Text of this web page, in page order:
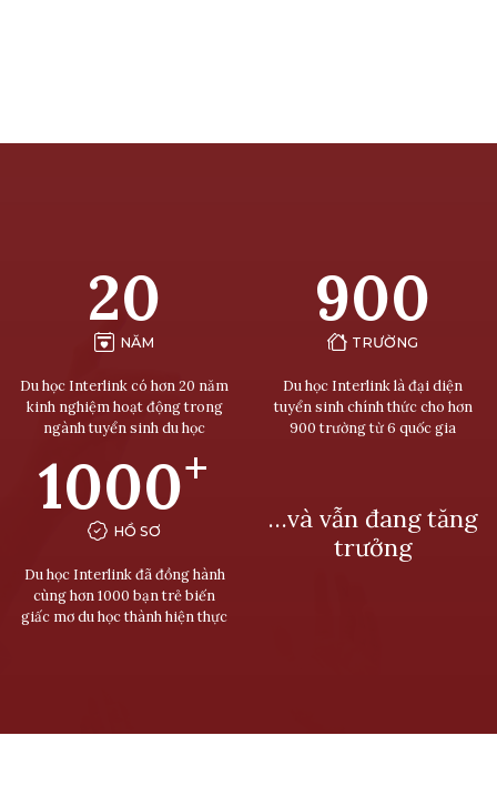
20
NĂM
Du học Interlink có hơn 20 năm
kinh nghiệm hoạt động trong
ngành tuyển sinh du học
900
TRƯỜNG
Du học Interlink là đại diện
tuyển sinh chính thức cho hơn
900 trường từ 6 quốc gia
1000+
HỒ SƠ
Du học Interlink đã đồng hành
cùng hơn 1000 bạn trẻ biến
giấc mơ du học thành hiện thực
…và vẫn đang tăng
trưởng